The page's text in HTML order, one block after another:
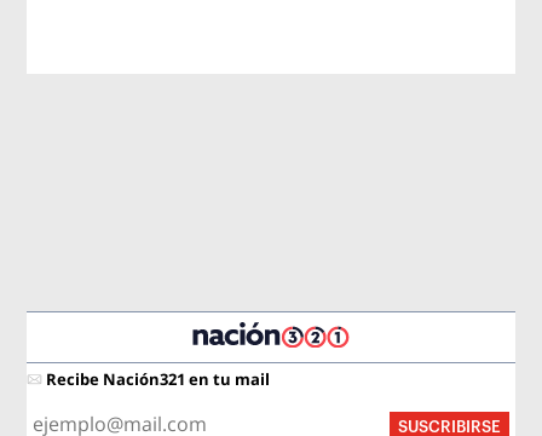
Recibe Nación321 en tu mail
SUSCRIBIRSE